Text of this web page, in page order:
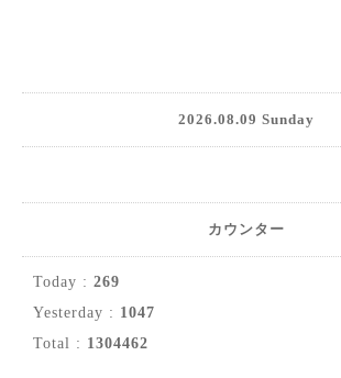
2026.08.09 Sunday
カウンター
Today : 269
Yesterday : 1047
Total : 1304462